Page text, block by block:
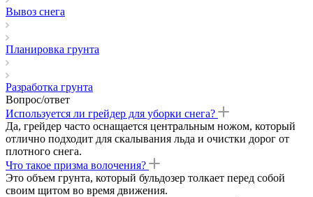
Вывоз снега
Планировка грунта
Разработка грунта
Вопрос/ответ
Используется ли грейдер для уборки снега?
Да, грейдер часто оснащается центральным ножом, который
отлично подходит для скалывания льда и очистки дорог от
плотного снега.
Что такое призма волочения?
Это объем грунта, который бульдозер толкает перед собой
своим щитом во время движения.